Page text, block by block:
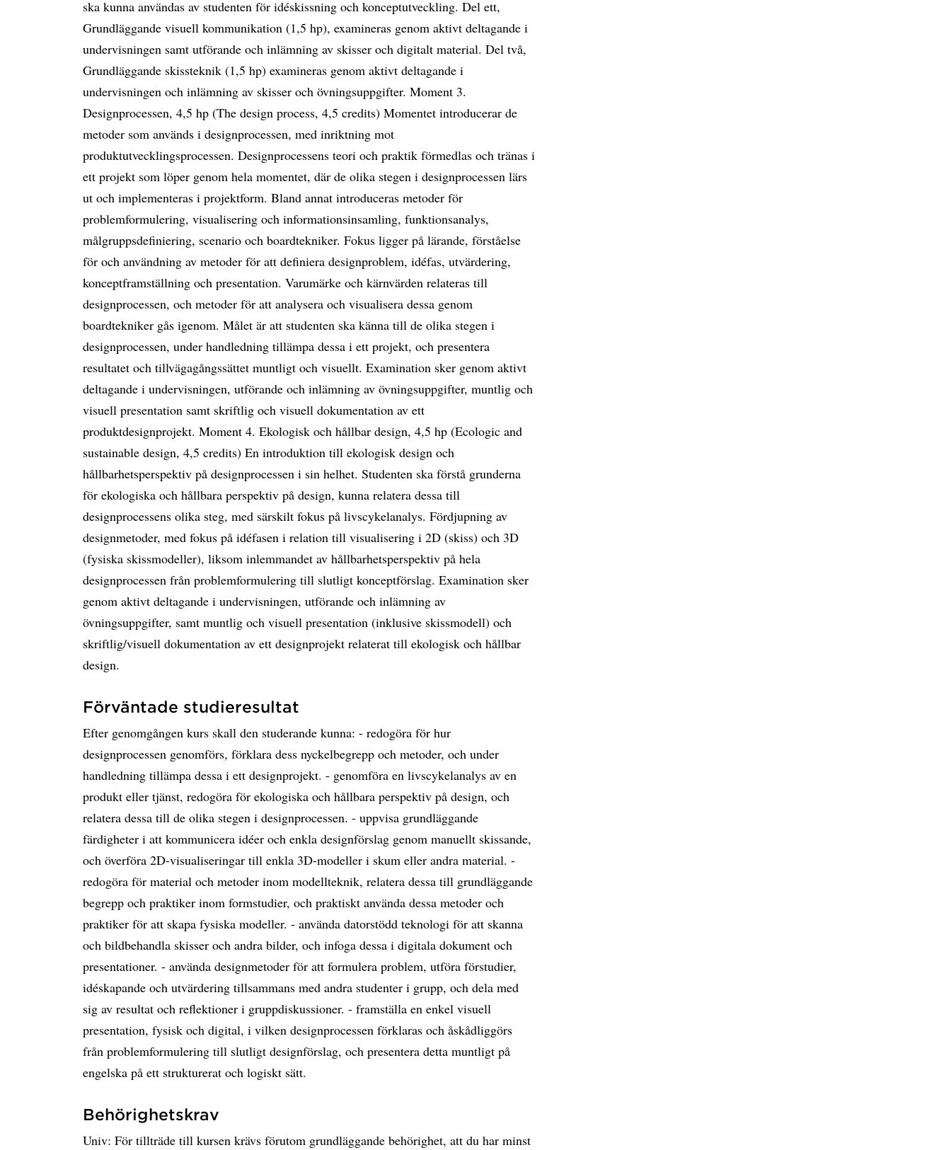
ska kunna användas av studenten för idéskissning och konceptutveckling. Del ett,
Grundläggande visuell kommunikation (1,5 hp), examineras genom aktivt deltagande i
undervisningen samt utförande och inlämning av skisser och digitalt material. Del två,
Grundläggande skissteknik (1,5 hp) examineras genom aktivt deltagande i
undervisningen och inlämning av skisser och övningsuppgifter. Moment 3.
Designprocessen, 4,5 hp (The design process, 4,5 credits) Momentet introducerar de
metoder som används i designprocessen, med inriktning mot
produktutvecklingsprocessen. Designprocessens teori och praktik förmedlas och tränas i
ett projekt som löper genom hela momentet, där de olika stegen i designprocessen lärs
ut och implementeras i projektform. Bland annat introduceras metoder för
problemformulering, visualisering och informationsinsamling, funktionsanalys,
målgruppsdefiniering, scenario och boardtekniker. Fokus ligger på lärande, förståelse
för och användning av metoder för att definiera designproblem, idéfas, utvärdering,
konceptframställning och presentation. Varumärke och kärnvärden relateras till
designprocessen, och metoder för att analysera och visualisera dessa genom
boardtekniker gås igenom. Målet är att studenten ska känna till de olika stegen i
designprocessen, under handledning tillämpa dessa i ett projekt, och presentera
resultatet och tillvägagångssättet muntligt och visuellt. Examination sker genom aktivt
deltagande i undervisningen, utförande och inlämning av övningsuppgifter, muntlig och
visuell presentation samt skriftlig och visuell dokumentation av ett
produktdesignprojekt. Moment 4. Ekologisk och hållbar design, 4,5 hp (Ecologic and
sustainable design, 4,5 credits) En introduktion till ekologisk design och
hållbarhetsperspektiv på designprocessen i sin helhet. Studenten ska förstå grunderna
för ekologiska och hållbara perspektiv på design, kunna relatera dessa till
designprocessens olika steg, med särskilt fokus på livscykelanalys. Fördjupning av
designmetoder, med fokus på idéfasen i relation till visualisering i 2D (skiss) och 3D
(fysiska skissmodeller), liksom inlemmandet av hållbarhetsperspektiv på hela
designprocessen från problemformulering till slutligt konceptförslag. Examination sker
genom aktivt deltagande i undervisningen, utförande och inlämning av
övningsuppgifter, samt muntlig och visuell presentation (inklusive skissmodell) och
skriftlig/visuell dokumentation av ett designprojekt relaterat till ekologisk och hållbar
design.
Förväntade studieresultat
Efter genomgången kurs skall den studerande kunna: - redogöra för hur
designprocessen genomförs, förklara dess nyckelbegrepp och metoder, och under
handledning tillämpa dessa i ett designprojekt. - genomföra en livscykelanalys av en
produkt eller tjänst, redogöra för ekologiska och hållbara perspektiv på design, och
relatera dessa till de olika stegen i designprocessen. - uppvisa grundläggande
färdigheter i att kommunicera idéer och enkla designförslag genom manuellt skissande,
och överföra 2D-visualiseringar till enkla 3D-modeller i skum eller andra material. -
redogöra för material och metoder inom modellteknik, relatera dessa till grundläggande
begrepp och praktiker inom formstudier, och praktiskt använda dessa metoder och
praktiker för att skapa fysiska modeller. - använda datorstödd teknologi för att skanna
och bildbehandla skisser och andra bilder, och infoga dessa i digitala dokument och
presentationer. - använda designmetoder för att formulera problem, utföra förstudier,
idéskapande och utvärdering tillsammans med andra studenter i grupp, och dela med
sig av resultat och reflektioner i gruppdiskussioner. - framställa en enkel visuell
presentation, fysisk och digital, i vilken designprocessen förklaras och åskådliggörs
från problemformulering till slutligt designförslag, och presentera detta muntligt på
engelska på ett strukturerat och logiskt sätt.
Behörighetskrav
Univ: För tillträde till kursen krävs förutom grundläggande behörighet, att du har minst